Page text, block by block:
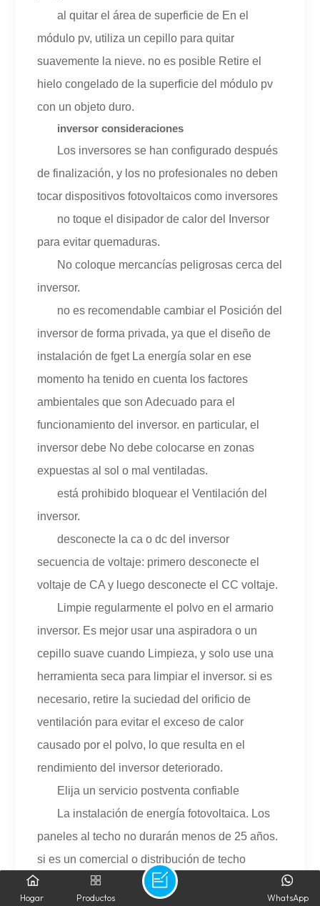
al quitar el área de superficie de En el
módulo pv, utiliza un cepillo para quitar
suavemente la nieve. no es posible Retire el
hielo congelado de la superficie del módulo pv
con un objeto duro.
inversor consideraciones
Los inversores se han configurado después
de finalización, y los no profesionales no deben
tocar dispositivos fotovoltaicos como inversores
no toque el disipador de calor del Inversor
para evitar quemaduras.
No coloque mercancías peligrosas cerca del
inversor.
no es recomendable cambiar el Posición del
inversor de forma privada, ya que el diseño de
instalación de fget La energía solar en ese
momento ha tenido en cuenta los factores
ambientales que son Adecuado para el
funcionamiento del inversor. en particular, el
inversor debe No debe colocarse en zonas
expuestas al sol o mal ventiladas.
está prohibido bloquear el Ventilación del
inversor.
desconecte la ca o dc del inversor
secuencia de voltaje: primero desconecte el
voltaje de CA y luego desconecte el CC voltaje.
Limpie regularmente el polvo en el armario
inversor. Es mejor usar una aspiradora o un
cepillo suave cuando Limpieza, y solo use una
herramienta seca para limpiar el inversor. si es
necesario, retire la suciedad del orificio de
ventilación para evitar el exceso de calor
causado por el polvo, lo que resulta en el
rendimiento del inversor deteriorado.
Elija un servicio postventa confiable
La instalación de energía fotovoltaica. Los
paneles al techo no durarán menos de 25 años.
si es un comercial o distribución de techo
comercial de varios mw o una generación de
Hogar Productos WhatsApp